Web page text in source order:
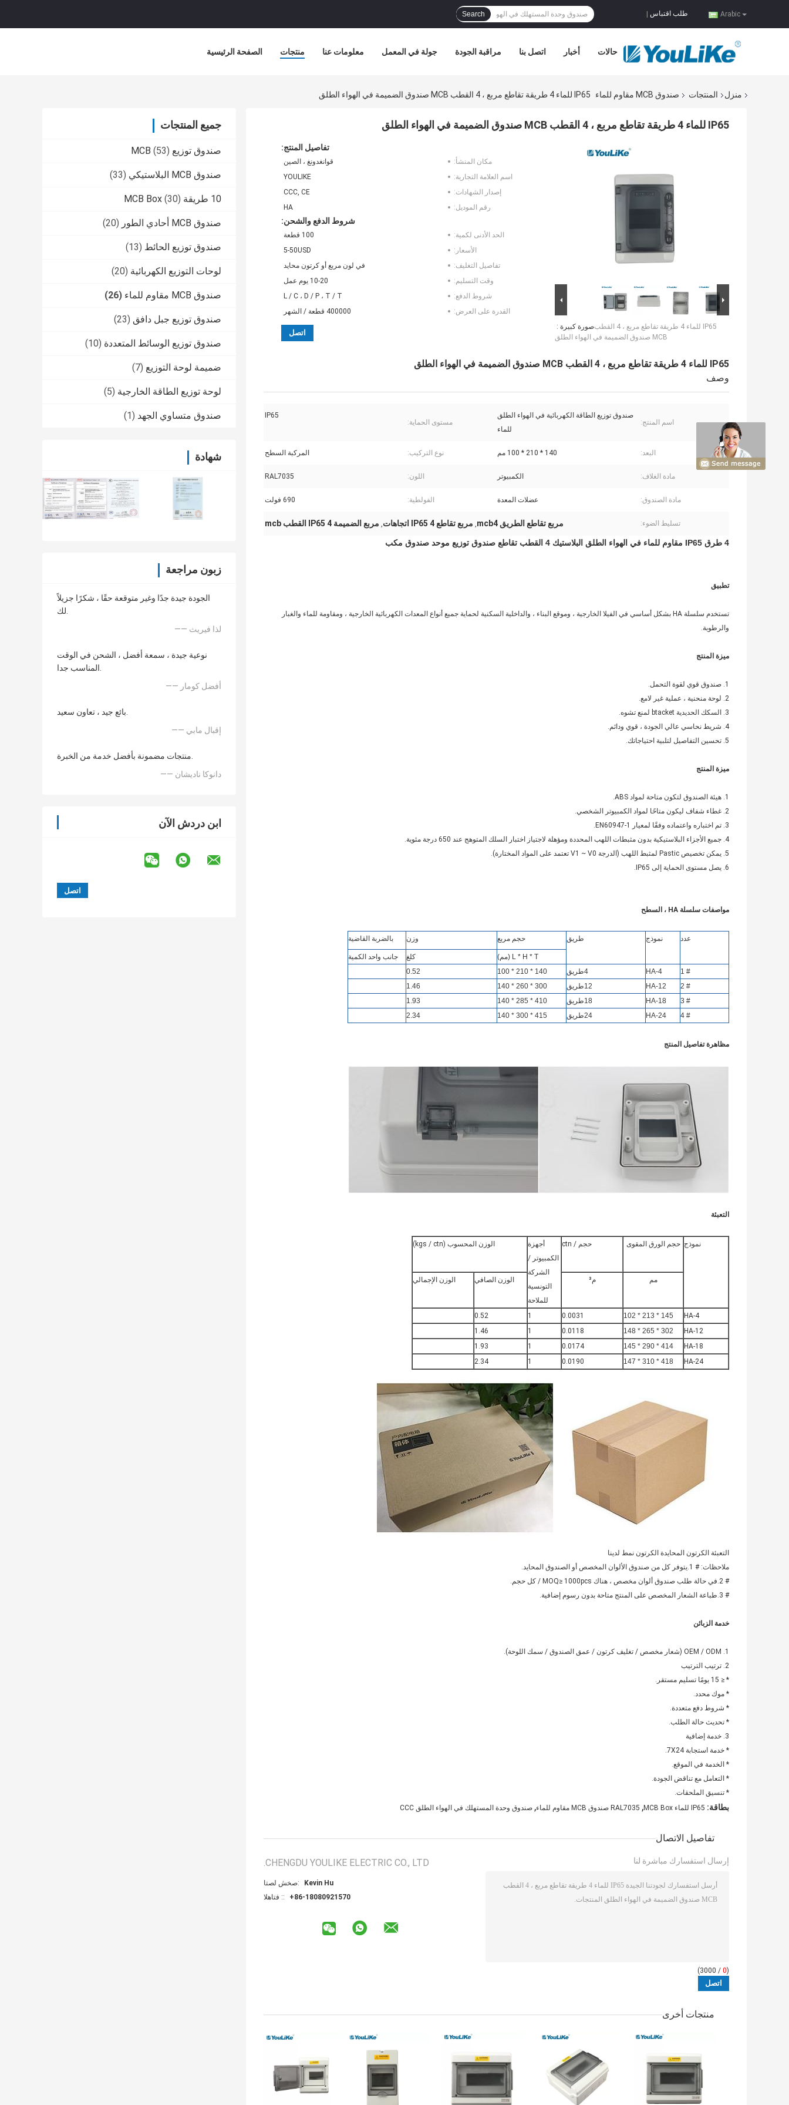
Arabic طلب اقتباس Search
الصفحة الرئيسية منتجات معلومات عنا جولة في المعمل مراقبة الجودة اتصل بنا أخبار حالات
منزل المنتجات صندوق MCB مقاوم للماء IP65 للماء 4 طريقة تقاطع مربع ، 4 القطب MCB صندوق الضميمة في الهواء الطلق
جميع المنتجات
صندوق توزيع MCB (53)
صندوق MCB البلاستيكي (33)
10 طريقة MCB Box (30)
صندوق MCB أحادي الطور (20)
صندوق توزيع الحائط (13)
لوحات التوزيع الكهربائية (20)
صندوق MCB مقاوم للماء (26)
صندوق توزيع جبل دافق (23)
صندوق توزيع الوسائط المتعددة (10)
ضميمة لوحة التوزيع (7)
لوحة توزيع الطاقة الخارجية (5)
صندوق متساوي الجهد (1)
شهادة
زبون مراجعة
الجودة جيدة جدًا وغير متوقعة حقًا ، شكرًا جزيلاً
لك.
—— لذا فيريث
نوعية جيدة ، سمعة أفضل ، الشحن في الوقت
المناسب جدا.
—— أفضل كومار
بائع جيد ، تعاون سعيد.
—— إقبال مابي
منتجات مضمونة بأفضل خدمة من الخبرة.
—— دانوكا ناديشان
ابن دردش الآن
IP65 للماء 4 طريقة تقاطع مربع ، 4 القطب MCB صندوق الضميمة في الهواء الطلق
صورة كبيرة :IP65 للماء 4 طريقة تقاطع مربع ، 4 القطب
MCB صندوق الضميمة في الهواء الطلق
تفاصيل المنتج:
مكان المنشأ:
قوانغدونغ ، الصين
اسم العلامة التجارية:
YOULIKE
إصدار الشهادات:
CCC, CE
رقم الموديل:
HA
شروط الدفع والشحن:
الحد الأدنى لكمية:
100 قطعة
الأسعار:
5-50USD
تفاصيل التغليف:
في لون مربع أو كرتون محايد
وقت التسليم:
10-20 يوم عمل
شروط الدفع:
L / C ، D / P ، T / T
القدرة على العرض:
400000 قطعة / الشهر
اتصل
IP65 للماء 4 طريقة تقاطع مربع ، 4 القطب MCB صندوق الضميمة في الهواء الطلق
وصف
اسم المنتج:
صندوق توزيع الطاقة الكهربائية في الهواء الطلق
للماء
مستوى الحماية:
IP65
البعد: 140 * 210 * 100 مم نوع التركيب: المركبة السطح
مادة الغلاف: الكمبيوتر اللون: RAL7035
مادة الصندوق: عضلات المعدة الفولطية: 690 فولت
تسليط الضوء: مربع تقاطع الطريق mcb4 , مربع تقاطع IP65 4 اتجاهات , مربع الضميمة IP65 4 القطب mcb
4 طرق IP65 مقاوم للماء في الهواء الطلق البلاستيك 4 القطب تقاطع صندوق توزيع موحد صندوق مكب
تطبيق
تستخدم سلسلة HA بشكل أساسي في الفيلا الخارجية ، وموقع البناء ، والداخلية السكنية لحماية جميع أنواع المعدات الكهربائية الخارجية ، ومقاومة للماء والغبار
والرطوبة.
ميزة المنتج
1. صندوق قوي لقوة التحمل.
2. لوحة منحنية ، عملية غير لامع.
3. السكك الحديدية btacket لمنع تشوه.
4. شريط نحاسي عالي الجودة ، قوي ودائم.
5. تحسين التفاصيل لتلبية احتياجاتك.
ميزة المنتج
1. هيئة الصندوق لتكون متاحة لمواد ABS.
2. غطاء شفاف ليكون متاحًا لمواد الكمبيوتر الشخصي.
3. تم اختباره واعتماده وفقًا لمعيار EN60947-1.
4. جميع الأجزاء البلاستيكية بدون مثبطات اللهب المحددة ومؤهلة لاجتياز اختبار السلك المتوهج عند 650 درجة مئوية.
5. يمكن تخصيص Pastic لمثبط اللهب (الدرجة V1 ~ V0 تعتمد على المواد المختارة).
6. يصل مستوى الحماية إلى IP65.
مواصفات سلسلة HA ، السطح
عدد نموذج طريق حجم مربع وزن بالضربة القاضية
L * H * T (مم) كلغ
جانب واحد الكمية
# 1
HA-4
4طريق 140 * 210 * 100
0.52
# 2
HA-12
12طريق 300 * 260 * 140
1.46
# 3
HA-18
18طريق 410 * 285 * 140
1.93
# 4
HA-24
24طريق 415 * 300 * 140
2.34
مظاهرة تفاصيل المنتج
التعبئة
نموذج حجم الورق المقوى حجم / ctn
أجهزة
الكمبيوتر /
الشركة
التونسية
للملاحة
الوزن المحسوب (kgs / ctn)
مم م³ الوزن الصافي الوزن الإجمالي
HA-4
145 * 213 * 102
0.0031
1
0.52
HA-12
302 * 265 * 148
0.0118
1
1.46
HA-18
414 * 290 * 145
0.0174
1
1.93
HA-24
418 * 310 * 147
0.0190
1
2.34
التعبئة الكرتون المحايدة الكرتون نمط لدينا
ملاحظات: # 1.يتوفر كل من صندوق الألوان المخصص أو الصندوق المحايد.
# 2.في حالة طلب صندوق ألوان مخصص ، هناك MOQ≥ 1000pcs / كل حجم.
# 3.طباعة الشعار المخصص على المنتج متاحة بدون رسوم إضافية.
خدمة الزبائن
1. OEM / ODM (شعار مخصص / تغليف كرتون / عمق الصندوق / سمك اللوحة).
2. ترتيب الترتيب
* ≤ 15 يومًا تسليم مستقر.
* موك محدد.
* شروط دفع متعددة.
* تحديث حالة الطلب.
3. خدمة إضافية
* خدمة استجابة 7X24.
* الخدمة في الموقع.
* التعامل مع تناقض الجودة.
* تنسيق الملحقات.
بطاقة: IP65 للماء MCB Box , RAL7035 صندوق MCB مقاوم للماء , صندوق وحدة المستهلك في الهواء الطلق CCC
تفاصيل الاتصال
CHENGDU YOULIKE ELECTRIC CO., LTD.
اتصل شخص:
Kevin Hu
الهاتف ::
+86-18080921570
إرسال استفسارك مباشرة لنا
(
0
/ 3000)
منتجات أخرى